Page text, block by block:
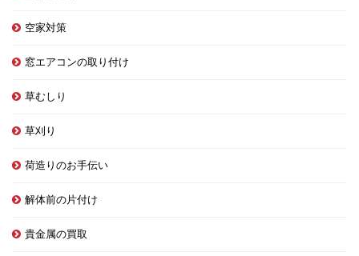
空家対策
窓エアコンの取り付け
草むしり
草刈り
荷造りのお手伝い
解体前の片付け
貴金属の買取